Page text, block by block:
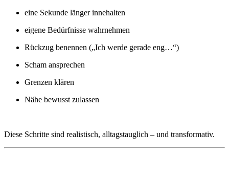
eine Sekunde länger innehalten
eigene Bedürfnisse wahrnehmen
Rückzug benennen („Ich werde gerade eng…“)
Scham ansprechen
Grenzen klären
Nähe bewusst zulassen
Diese Schritte sind realistisch, alltagstauglich – und transformativ.